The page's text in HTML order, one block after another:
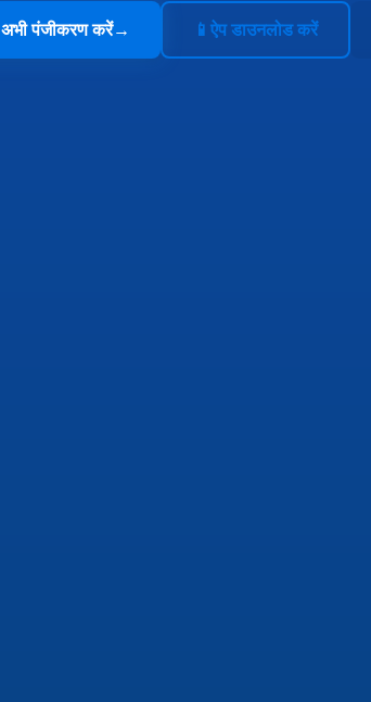
अभी पंजीकरण करें→ 📱 ऐप डाउनलोड करें